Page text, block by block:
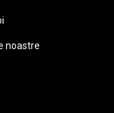
noastre